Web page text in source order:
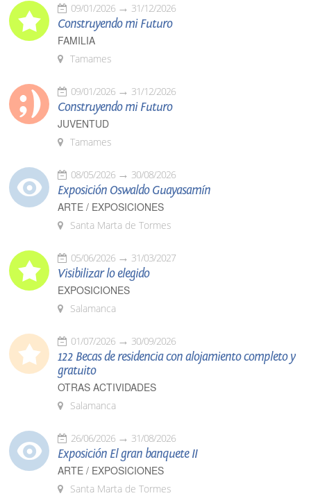
09/01/2026 31/12/2026
Construyendo mi Futuro
FAMILIA
Tamames
09/01/2026 31/12/2026
Construyendo mi Futuro
JUVENTUD
Tamames
08/05/2026 30/08/2026
Exposición Oswaldo Guayasamín
ARTE / EXPOSICIONES
Santa Marta de Tormes
05/06/2026 31/03/2027
Visibilizar lo elegido
EXPOSICIONES
Salamanca
01/07/2026 30/09/2026
122 Becas de residencia con alojamiento completo y
gratuito
OTRAS ACTIVIDADES
Salamanca
26/06/2026 31/08/2026
Exposición El gran banquete II
ARTE / EXPOSICIONES
Santa Marta de Tormes